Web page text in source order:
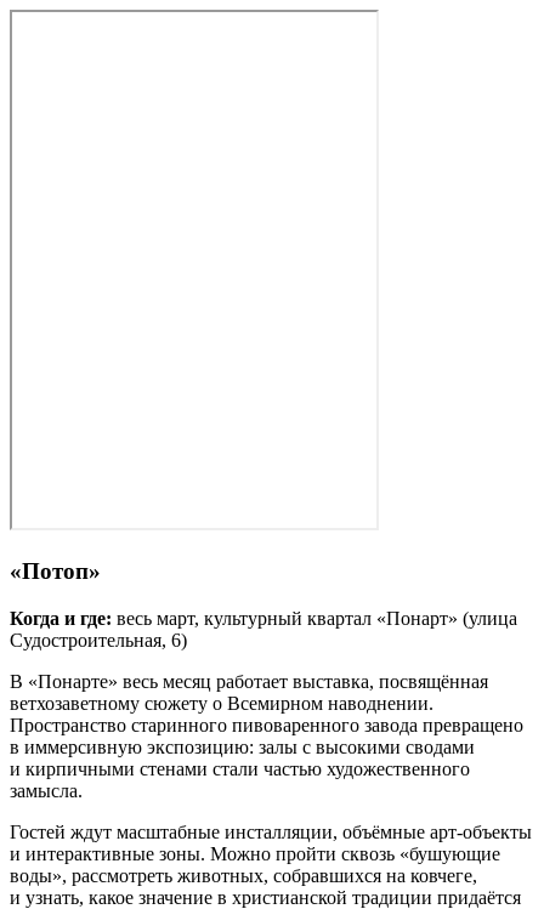
«Потоп»
Когда и где: весь март, культурный квартал «Понарт» (улица
Судостроительная, 6)
В «Понарте» весь месяц работает выставка, посвящённая
ветхозаветному сюжету о Всемирном наводнении.
Пространство старинного пивоваренного завода превращено
в иммерсивную экспозицию: залы с высокими сводами
и кирпичными стенами стали частью художественного
замысла.
Гостей ждут масштабные инсталляции, объёмные арт‑объекты
и интерактивные зоны. Можно пройти сквозь «бушующие
воды», рассмотреть животных, собравшихся на ковчеге,
и узнать, какое значение в христианской традиции придаётся